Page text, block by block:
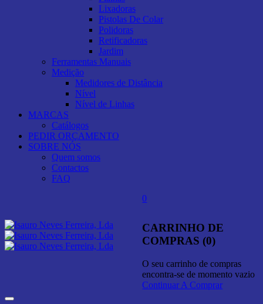
Lixadoras
Pistolas De Colar
Polidoras
Retificadoras
Jardim
Ferramentas Manuais
Medição
Medidores de Distância
Nível
Nível de Linhas
MARCAS
Catálogos
PEDIR ORÇAMENTO
SOBRE NÓS
Quem somos
Contactos
FAQ
0
CARRINHO DE
COMPRAS (0)
O seu carrinho de compras
encontra-se de momento vazio
Continuar A Comprar